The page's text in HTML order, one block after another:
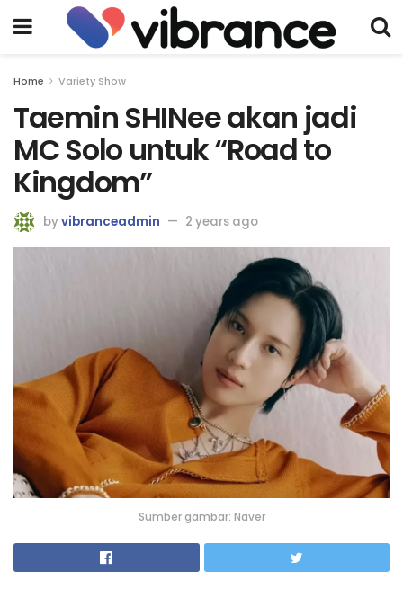
Home Variety Show
Taemin SHINee akan jadi
MC Solo untuk “Road to
Kingdom”
byvibranceadmin 2 years ago
Sumber gambar: Naver